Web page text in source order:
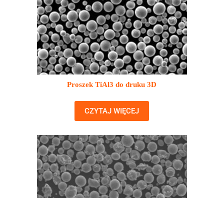
Proszek TiAl3 do druku 3D
CZYTAJ WIĘCEJ